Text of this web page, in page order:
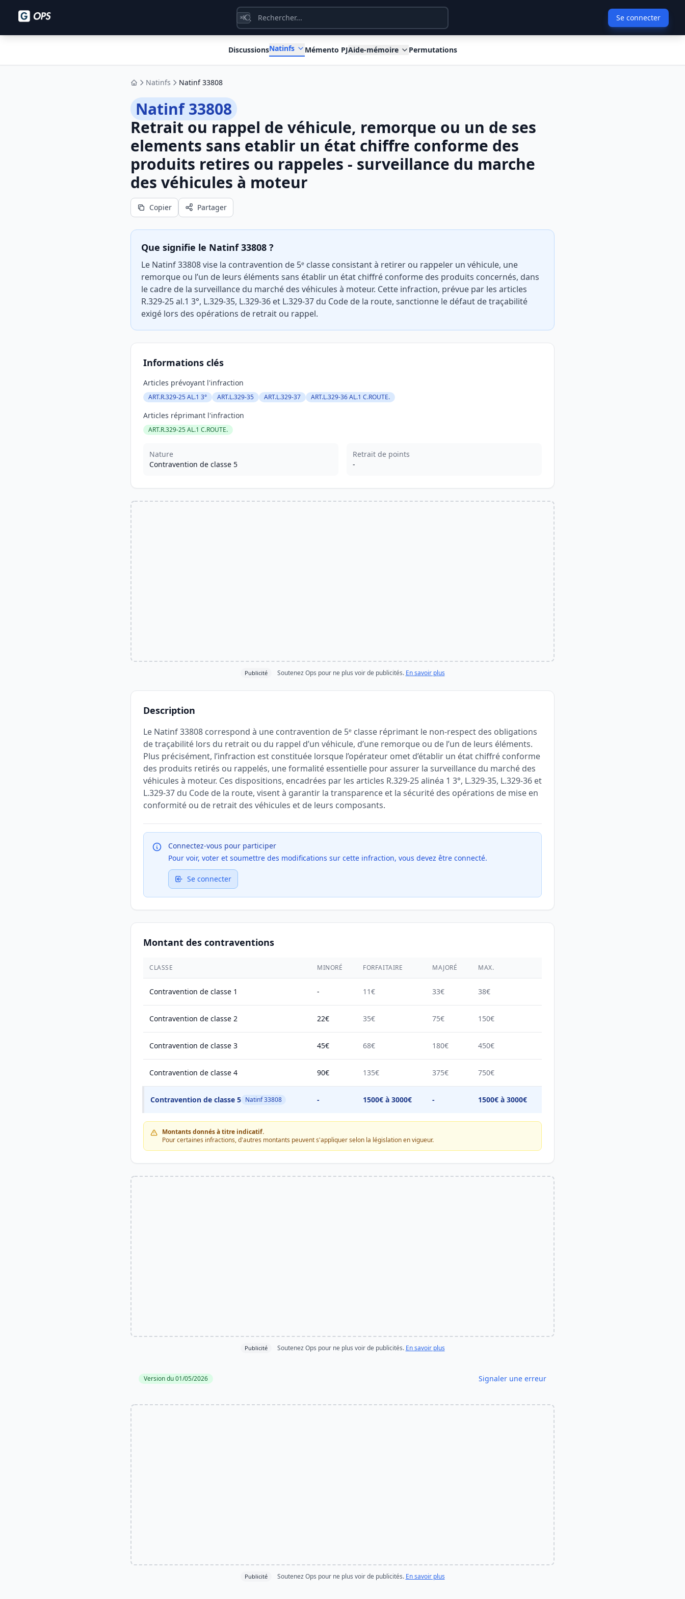
⌘K Se connecter
DiscussionsNatinfs Mémento PJAide-mémoire Permutations
AccueilNatinfs Natinf 33808
Natinf 33808
Retrait ou rappel de véhicule, remorque ou un de ses
elements sans etablir un état chiffre conforme des
produits retires ou rappeles - surveillance du marche
des véhicules à moteur
Copier Partager
Que signifie le Natinf 33808 ?
Le Natinf 33808 vise la contravention de 5ᵉ classe consistant à retirer ou rappeler un véhicule, une
remorque ou l’un de leurs éléments sans établir un état chiffré conforme des produits concernés, dans
le cadre de la surveillance du marché des véhicules à moteur. Cette infraction, prévue par les articles
R.329-25 al.1 3°, L.329-35, L.329-36 et L.329-37 du Code de la route, sanctionne le défaut de traçabilité
exigé lors des opérations de retrait ou rappel.
Informations clés
Articles prévoyant l'infraction
ART.R.329-25 AL.1 3° ART.L.329-35 ART.L.329-37 ART.L.329-36 AL.1 C.ROUTE.
Articles réprimant l'infraction
ART.R.329-25 AL.1 C.ROUTE.
Nature
Contravention de classe 5
Retrait de points
-
Publicité Soutenez Ops pour ne plus voir de publicités. En savoir plus
Description
Le Natinf 33808 correspond à une contravention de 5ᵉ classe réprimant le non-respect des obligations
de traçabilité lors du retrait ou du rappel d’un véhicule, d’une remorque ou de l’un de leurs éléments.
Plus précisément, l’infraction est constituée lorsque l’opérateur omet d’établir un état chiffré conforme
des produits retirés ou rappelés, une formalité essentielle pour assurer la surveillance du marché des
véhicules à moteur. Ces dispositions, encadrées par les articles R.329-25 alinéa 1 3°, L.329-35, L.329-36 et
L.329-37 du Code de la route, visent à garantir la transparence et la sécurité des opérations de mise en
conformité ou de retrait des véhicules et de leurs composants.
Connectez-vous pour participer
Pour voir, voter et soumettre des modifications sur cette infraction, vous devez être connecté.
Se connecter
Montant des contraventions
CLASSE MINORÉ FORFAITAIRE MAJORÉ MAX.
Contravention de classe 1 - 11€ 33€ 38€
Contravention de classe 2 22€ 35€ 75€ 150€
Contravention de classe 3 45€ 68€ 180€ 450€
Contravention de classe 4 90€ 135€ 375€ 750€
Contravention de classe 5 Natinf 33808 - 1500€ à 3000€ - 1500€ à 3000€
Montants donnés à titre indicatif.
Pour certaines infractions, d'autres montants peuvent s'appliquer selon la législation en vigueur.
Publicité Soutenez Ops pour ne plus voir de publicités. En savoir plus
Version du 01/05/2026 Signaler une erreur
Publicité Soutenez Ops pour ne plus voir de publicités. En savoir plus